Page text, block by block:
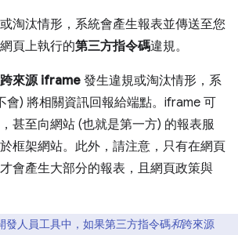
淘汰情形，系統會產生報表並傳送至您
頁上執行的第三方指令碼違規。
來源 iframe 發生違規或淘汰情形，系
會) 將相關資訊回報給端點。iframe 可
甚至向網站 (也就是第一方) 的報表服
框架網站。此外，請注意，只有在網頁
會產生大部分的報表，且網頁政策與
發人員工具中，如果第三方指令碼和跨來源